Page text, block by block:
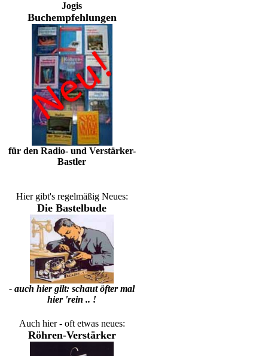
Jogis
Buchempfehlungen
für den Radio- und Verstärker-
Bastler
Hier gibt's regelmäßig Neues:
Die Bastelbude
- auch hier gilt: schaut öfter mal
hier 'rein .. !
Auch hier - oft etwas neues:
Röhren-Verstärker